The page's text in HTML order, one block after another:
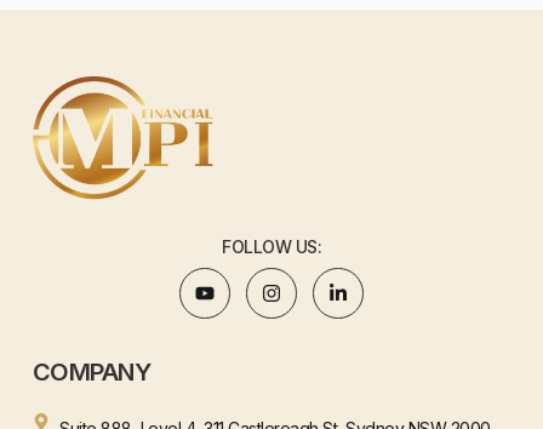
FOLLOW US:
COMPANY